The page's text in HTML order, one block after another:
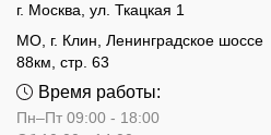
г. Москва, ул. Ткацкая 1
МО, г. Клин, Ленинградское шоссе
88км, стр. 63
Время работы:
Пн–Пт 09:00 - 18:00